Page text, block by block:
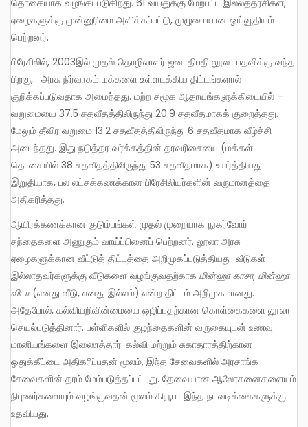
ஏழைகளுக்கு முன்னுரிமை அளிக்கப்பட்டு, முழுமையான ஓய்வூதியம்
பெற்றனர்.
பிரேசிலில், 2003இல் முதல் தொழிலாளர் ஜனாதிபதி லூலா பதவிக்கு வந்த
பிறகு, அரசு நிர்வாகம் மக்களை உள்ளடக்கிய திட்டங்களால்
குறிக்கப்படுவதாக அமைந்தது. மற்ற சமூக ஆதாயங்களுக்கிடையில் –
வறுமையை 37.5 சதவீதத்திலிருந்து 20.9 சதவீதமாகக் குறைத்தது.
மேலும் தீவிர வறுமை 13.2 சதவீதத்திலிருந்து 6 சதவீதமாக வீழ்ச்சி
அடைந்தது. இது நடுத்தர வர்க்கத்தின் தரவரிசையை (மக்கள்
தொகையில் 38 சதவீதத்திலிருந்து 53 சதவீதமாக) உயர்த்தியது.
இறுதியாக, பல லட்சக்கணக்கான பிரேசிலியர்களின் வருமானத்தை
அதிகரித்தது.
ஆயிரக்கணக்கான குடும்பங்கள் முதல் முறையாக நுகர்வோர்
சந்தைகளை அணுகும் வாய்ப்பினைப் பெற்றனர். லூலா அரசு
ஏழைகளுக்கான வீட்டுத் திட்டத்தை அறிமுகப்படுத்தியது. வீடுகள்
இல்லாதவர்களுக்கு வீடுகளை வழங்குவதற்காக மின்ஹா ​​காசா, மின்ஹா ​​
விடா(எனது வீடு, எனது இல்லம்) என்ற திட்டம் அறிமுகமானது.
அதேபோல், கல்வியறிவின்மையை ஒழிப்பதற்கான கொள்கைகளை லூலா
செயல்படுத்தினார். பள்ளிகளில் குழந்தைகளின் வருகையுடன் உணவு
மானியங்களை இணைத்தார். கல்வி மற்றும் சுகாதாரத்திற்கான
ஒதுக்கீட்டை அதிகரிப்பதன் மூலம், இந்த சேவைகளில் அரசாங்க
சேவைகளின் தரம் மேம்படுத்தப்பட்டது. தேவையான ஆலோசனைகளையும்
நிபுணர்களையும் வழங்குவதன் மூலம் கியூபா இந்த நடவடிக்கைகளுக்கு
உதவியது.